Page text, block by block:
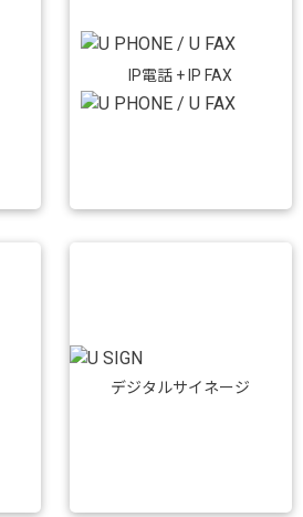
IP電話 + IP FAX
デジタルサイネージ